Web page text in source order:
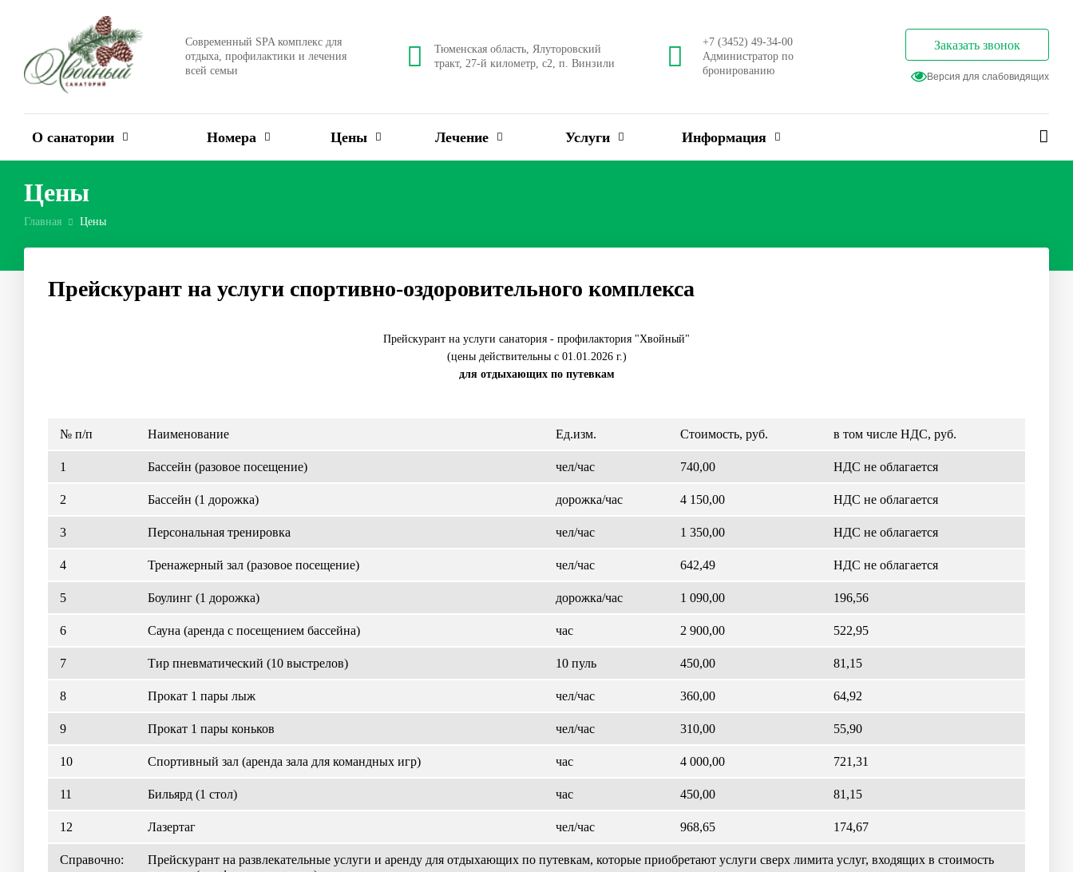
Современный SPA комплекс для
отдыха, профилактики и лечения
всей семьи
Тюменская область, Ялуторовский
тракт, 27-й километр, с2, п. Винзили
+7 (3452) 49-34-00
Администратор по
бронированию
Заказать звонок
Версия для слабовидящих
О санатории Номера Цены Лечение Услуги Информация
Цены
Главная Цены
Прейскурант на услуги спортивно-оздоровительного комплекса
Прейскурант на услуги санатория - профилактория "Хвойный"
(цены действительны с 01.01.2026 г.)
для отдыхающих по путевкам
№ п/п Наименование Ед.изм. Стоимость, руб. в том числе НДС, руб.
1 Бассейн (разовое посещение) чел/час 740,00 НДС не облагается
2 Бассейн (1 дорожка) дорожка/час 4 150,00 НДС не облагается
3 Персональная тренировка чел/час 1 350,00 НДС не облагается
4 Тренажерный зал (разовое посещение) чел/час 642,49 НДС не облагается
5 Боулинг (1 дорожка) дорожка/час 1 090,00 196,56
6 Сауна (аренда с посещением бассейна) час 2 900,00 522,95
7 Тир пневматический (10 выстрелов) 10 пуль 450,00 81,15
8 Прокат 1 пары лыж чел/час 360,00 64,92
9 Прокат 1 пары коньков чел/час 310,00 55,90
10 Спортивный зал (аренда зала для командных игр) час 4 000,00 721,31
11 Бильярд (1 стол) час 450,00 81,15
12 Лазертаг чел/час 968,65 174,67
Справочно:
Прейскурант на развлекательные услуги и аренду для отдыхающих по путевкам, которые приобретают услуги сверх лимита услуг, входящих в стоимость